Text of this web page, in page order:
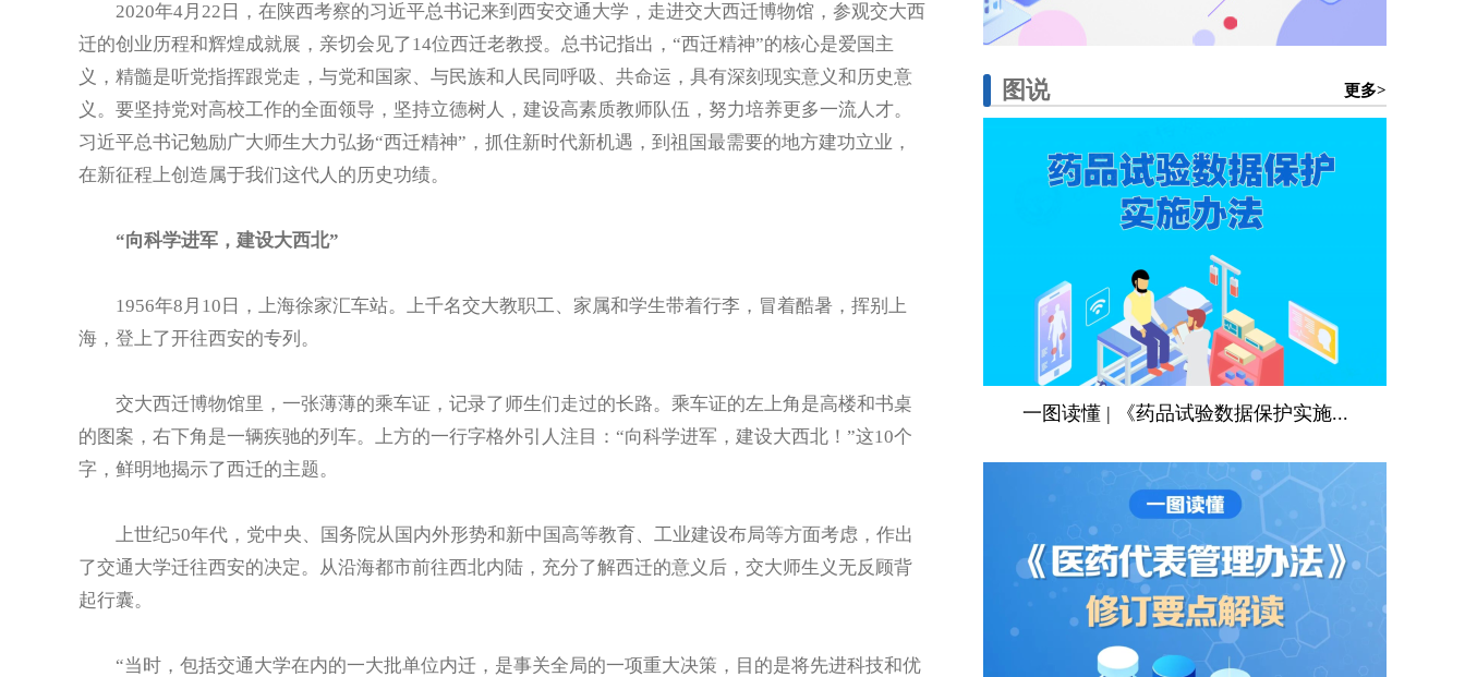
2020年4月22日，在陕西考察的习近平总书记来到西安交通大学，走进交大西迁博物馆，参观交大西
迁的创业历程和辉煌成就展，亲切会见了14位西迁老教授。总书记指出，“西迁精神”的核心是爱国主
义，精髓是听党指挥跟党走，与党和国家、与民族和人民同呼吸、共命运，具有深刻现实意义和历史意
义。要坚持党对高校工作的全面领导，坚持立德树人，建设高素质教师队伍，努力培养更多一流人才。
习近平总书记勉励广大师生大力弘扬“西迁精神”，抓住新时代新机遇，到祖国最需要的地方建功立业，
在新征程上创造属于我们这代人的历史功绩。
“向科学进军，建设大西北”
1956年8月10日，上海徐家汇车站。上千名交大教职工、家属和学生带着行李，冒着酷暑，挥别上
海，登上了开往西安的专列。
交大西迁博物馆里，一张薄薄的乘车证，记录了师生们走过的长路。乘车证的左上角是高楼和书桌
的图案，右下角是一辆疾驰的列车。上方的一行字格外引人注目：“向科学进军，建设大西北！”这10个
字，鲜明地揭示了西迁的主题。
上世纪50年代，党中央、国务院从国内外形势和新中国高等教育、工业建设布局等方面考虑，作出
了交通大学迁往西安的决定。从沿海都市前往西北内陆，充分了解西迁的意义后，交大师生义无反顾背
起行囊。
“当时，包括交通大学在内的一大批单位内迁，是事关全局的一项重大决策，目的是将先进科技和优
图说 更多>
一图读懂 | 《药品试验数据保护实施...